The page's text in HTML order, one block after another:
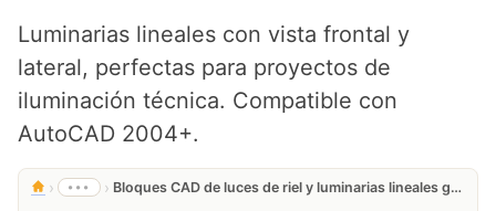
Luminarias lineales con vista frontal y
lateral, perfectas para proyectos de
iluminación técnica. Compatible con
AutoCAD 2004+.
› ••• › Bloques CAD de luces de riel y luminarias lineales gratis